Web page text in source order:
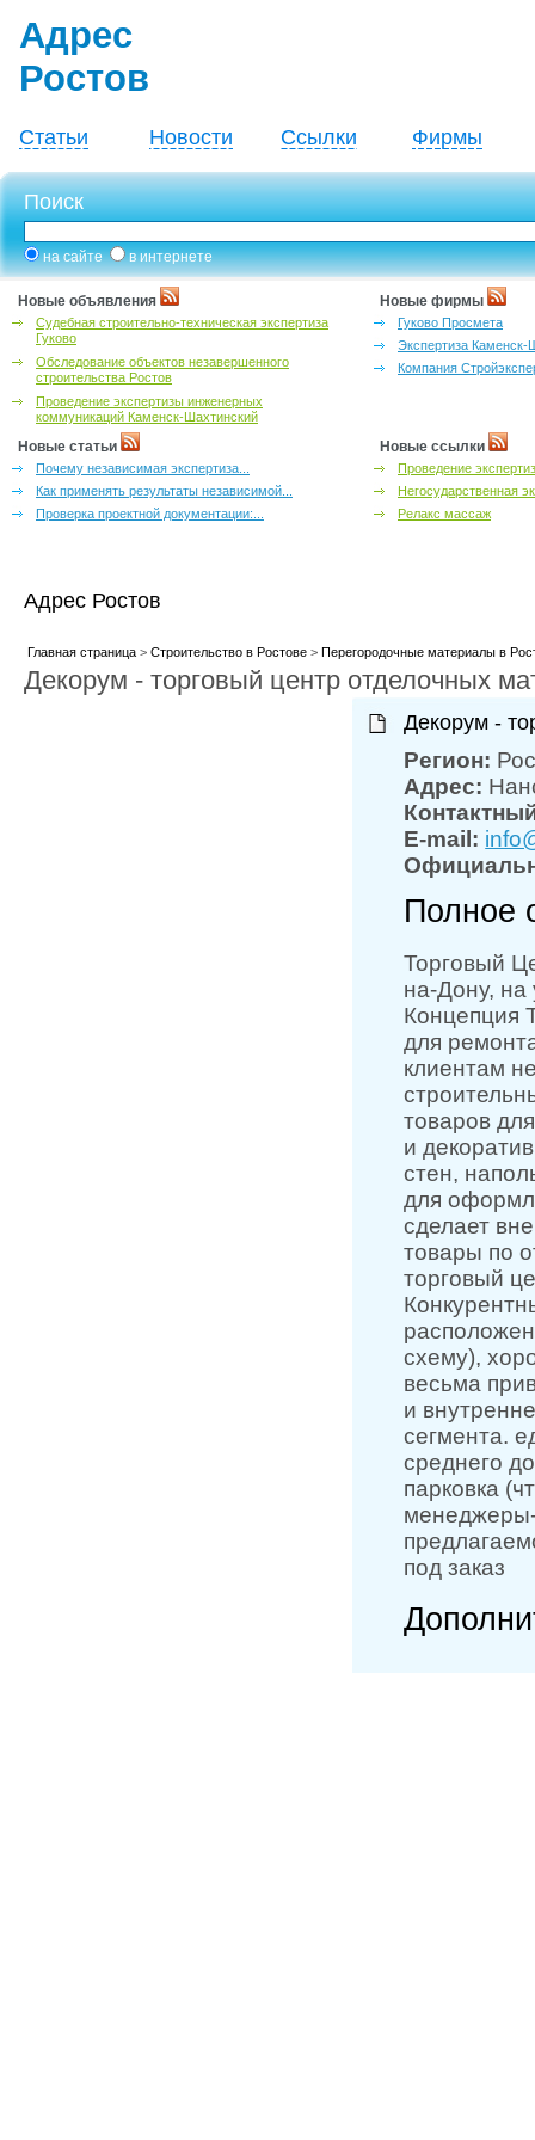
Адрес
Ростов
Статьи Новости Ссылки Фирмы
Поиск
на сайте в интернете
Новые объявления
Судебная строительно-техническая экспертиза
Гуково
Обследование объектов незавершенного
строительства Ростов
Проведение экспертизы инженерных
коммуникаций Каменск-Шахтинский
Новые фирмы
Гуково Просмета
Экспертиза Каменск-
Компания
Новые статьи
Почему независимая экспертиза...
Как применять результаты независимой...
Проверка проектной документации:...
Новые ссылки
Проведение
Негосударственная
Релакс массаж
Адрес Ростов
Главная страница> Строительство в Ростове> Перегородочные материалы в
Декорум - торговый центр отделочных
Декорум -
Регион:
Адрес:
E-mail:
Полное
Торговый
на-Дону,
Концепция
для
клиентам
товаров
и
стен,
для
сделает
товары по
торговый
схему),
весьма
и
сегмента.
среднего
парковка
под заказ